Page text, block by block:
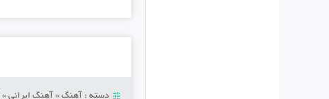
دسته : آهنگ» آهنگ ایرانی»